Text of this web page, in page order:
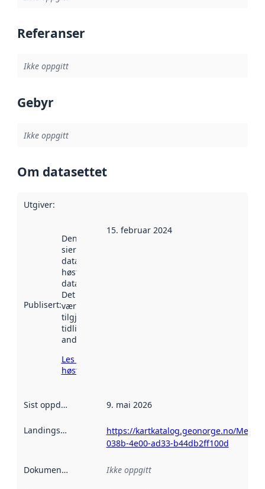
Referanser
Ikke oppgitt
Gebyr
Ikke oppgitt
Om datasettet
Utgiver:
Publisert:
Denne datoen
sier når
datasettet ble
høstet av
data.norge.no.
Det kan ha
vært
tilgjengelig
tidligere
andre steder.
Les mer om
høsting her
15. februar 2024
Sist oppdatert 9. mai 2026
Landingsside
https://kartkatalog.geonorge.no/
038b-4e00-ad33-b44db2ff100d
Dokumentasjon Ikke oppgitt